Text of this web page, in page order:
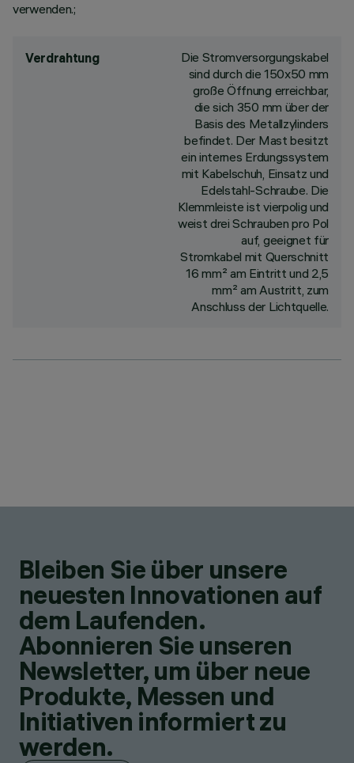
verwenden.;
Verdrahtung
Die Stromversorgungskabel
sind durch die 150x50 mm
große Öffnung erreichbar,
die sich 350 mm über der
Basis des Metallzylinders
befindet. Der Mast besitzt
ein internes Erdungssystem
mit Kabelschuh, Einsatz und
Edelstahl-Schraube. Die
Klemmleiste ist vierpolig und
weist drei Schrauben pro Pol
auf, geeignet für
Stromkabel mit Querschnitt
16 mm² am Eintritt und 2,5
mm² am Austritt, zum
Anschluss der Lichtquelle.
Bleiben Sie über unsere
neuesten Innovationen auf
dem Laufenden.
Abonnieren Sie unseren
Newsletter, um über neue
Produkte, Messen und
Initiativen informiert zu
werden.